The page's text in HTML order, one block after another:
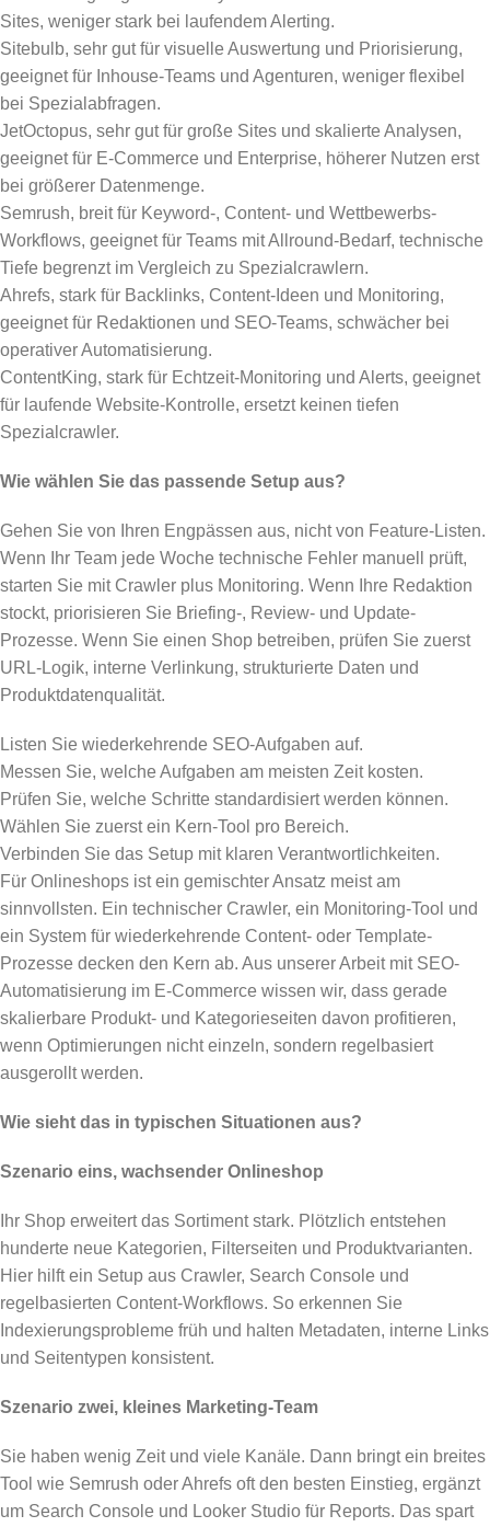
Sites, weniger stark bei laufendem Alerting.
Sitebulb, sehr gut für visuelle Auswertung und Priorisierung,
geeignet für Inhouse-Teams und Agenturen, weniger flexibel
bei Spezialabfragen.
JetOctopus, sehr gut für große Sites und skalierte Analysen,
geeignet für E-Commerce und Enterprise, höherer Nutzen erst
bei größerer Datenmenge.
Semrush, breit für Keyword-, Content- und Wettbewerbs-
Workflows, geeignet für Teams mit Allround-Bedarf, technische
Tiefe begrenzt im Vergleich zu Spezialcrawlern.
Ahrefs, stark für Backlinks, Content-Ideen und Monitoring,
geeignet für Redaktionen und SEO-Teams, schwächer bei
operativer Automatisierung.
ContentKing, stark für Echtzeit-Monitoring und Alerts, geeignet
für laufende Website-Kontrolle, ersetzt keinen tiefen
Spezialcrawler.
Wie wählen Sie das passende Setup aus?
Gehen Sie von Ihren Engpässen aus, nicht von Feature-Listen.
Wenn Ihr Team jede Woche technische Fehler manuell prüft,
starten Sie mit Crawler plus Monitoring. Wenn Ihre Redaktion
stockt, priorisieren Sie Briefing-, Review- und Update-
Prozesse. Wenn Sie einen Shop betreiben, prüfen Sie zuerst
URL-Logik, interne Verlinkung, strukturierte Daten und
Produktdatenqualität.
Listen Sie wiederkehrende SEO-Aufgaben auf.
Messen Sie, welche Aufgaben am meisten Zeit kosten.
Prüfen Sie, welche Schritte standardisiert werden können.
Wählen Sie zuerst ein Kern-Tool pro Bereich.
Verbinden Sie das Setup mit klaren Verantwortlichkeiten.
Für Onlineshops ist ein gemischter Ansatz meist am
sinnvollsten. Ein technischer Crawler, ein Monitoring-Tool und
ein System für wiederkehrende Content- oder Template-
Prozesse decken den Kern ab. Aus unserer Arbeit mit SEO-
Automatisierung im E-Commerce wissen wir, dass gerade
skalierbare Produkt- und Kategorieseiten davon profitieren,
wenn Optimierungen nicht einzeln, sondern regelbasiert
ausgerollt werden.
Wie sieht das in typischen Situationen aus?
Szenario eins, wachsender Onlineshop
Ihr Shop erweitert das Sortiment stark. Plötzlich entstehen
hunderte neue Kategorien, Filterseiten und Produktvarianten.
Hier hilft ein Setup aus Crawler, Search Console und
regelbasierten Content-Workflows. So erkennen Sie
Indexierungsprobleme früh und halten Metadaten, interne Links
und Seitentypen konsistent.
Szenario zwei, kleines Marketing-Team
Sie haben wenig Zeit und viele Kanäle. Dann bringt ein breites
Tool wie Semrush oder Ahrefs oft den besten Einstieg, ergänzt
um Search Console und Looker Studio für Reports. Das spart